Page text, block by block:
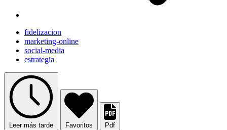
fidelizacion
marketing-online
social-media
estrategia
Leer más tarde Favoritos Pdf